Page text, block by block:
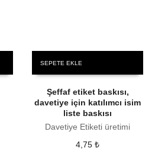
SEPETE EKLE
Şeffaf etiket baskısı,
davetiye için katılımcı isim
liste baskısı
Davetiye Etiketi üretimi
4,75₺